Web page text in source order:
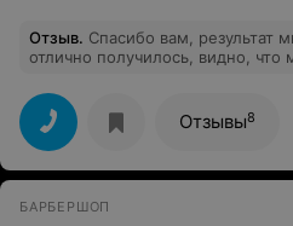
Отзыв. Спасибо вам, результат
отлично получилось, видно,
Отзывы8
БАРБЕРШОП